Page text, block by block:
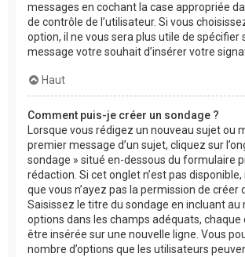
messages en cochant la case appropriée
de contrôle de l’utilisateur. Si vous
option, il ne vous sera plus utile de spécifier
message votre souhait d’insérer votre
Haut
Comment puis-je créer un sondage ?
Lorsque vous rédigez un nouveau sujet ou
premier message d’un sujet, cliquez sur
sondage » situé en-dessous du formulaire
rédaction. Si cet onglet n’est pas
que vous n’ayez pas la permission de créer
Saisissez le titre du sondage en incluant au
options dans les champs adéquats,
être insérée sur une nouvelle ligne. Vous
nombre d’options que les utilisateurs